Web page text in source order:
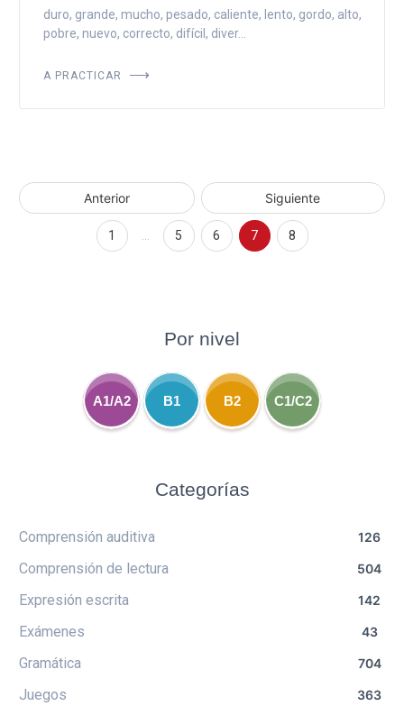
duro, grande, mucho, pesado, caliente, lento, gordo, alto,
pobre, nuevo, correcto, difícil, diver...
A PRACTICAR
Anterior Siguiente
1 5 6 7 8
Por nivel
A1/A2 B1 B2 C1/C2
Categorías
Comprensión auditiva 126
Comprensión de lectura 504
Expresión escrita 142
Exámenes 43
Gramática 704
Juegos 363